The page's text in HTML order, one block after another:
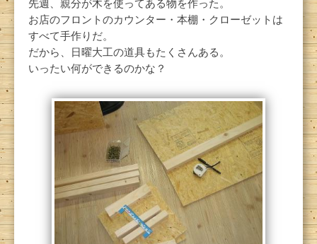
先週、親分が木を使ってある物を作った。
お店のフロントのカウンター・本棚・クローゼットは
すべて手作りだ。
だから、日曜大工の道具もたくさんある。
いったい何ができるのかな？